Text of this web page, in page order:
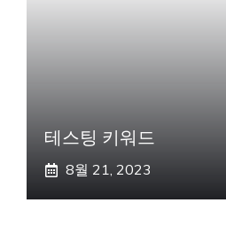
테스팅 키워드
8월 21, 2023